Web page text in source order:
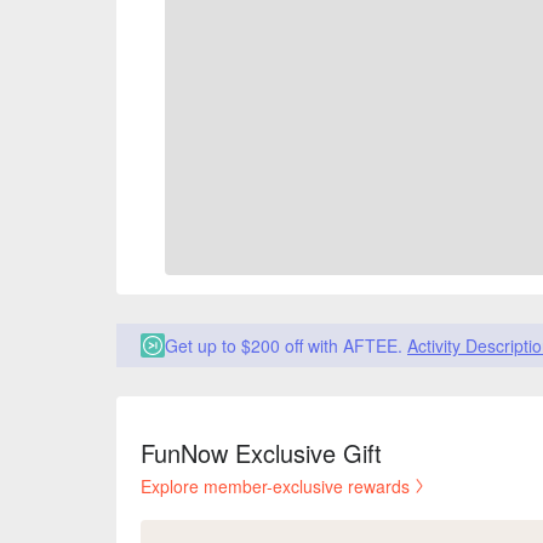
Get up to $200 off with AFTEE. Activity
FunNow Exclusive Gift
Explore member-exclusive rewards